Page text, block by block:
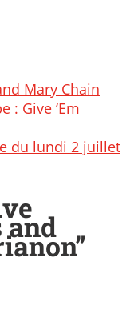
Mary Chain
: Give ‘Em
du lundi 2 juillet
and
”